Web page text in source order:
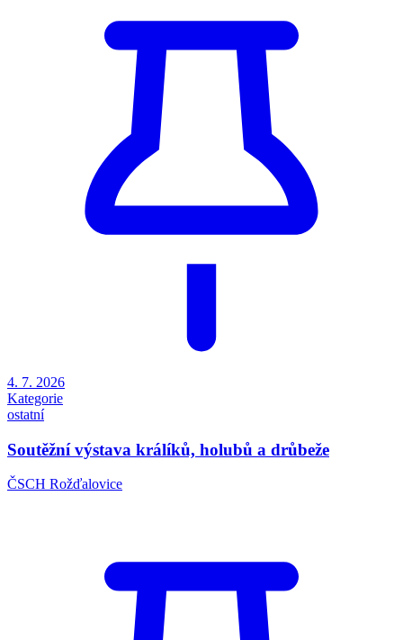
4. 7. 2026
Kategorie
ostatní
Soutěžní výstava králíků, holubů a drůbeže
ČSCH Rožďalovice